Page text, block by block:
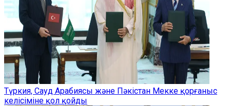
Түркия, Сауд Арабиясы және Пәкістан Мекке қорғаныс
келісіміне қол қойды